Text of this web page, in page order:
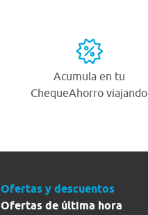
Acumula en tu
ChequeAhorro viajando
Ofertas y descuentos
Ofertas de última hora